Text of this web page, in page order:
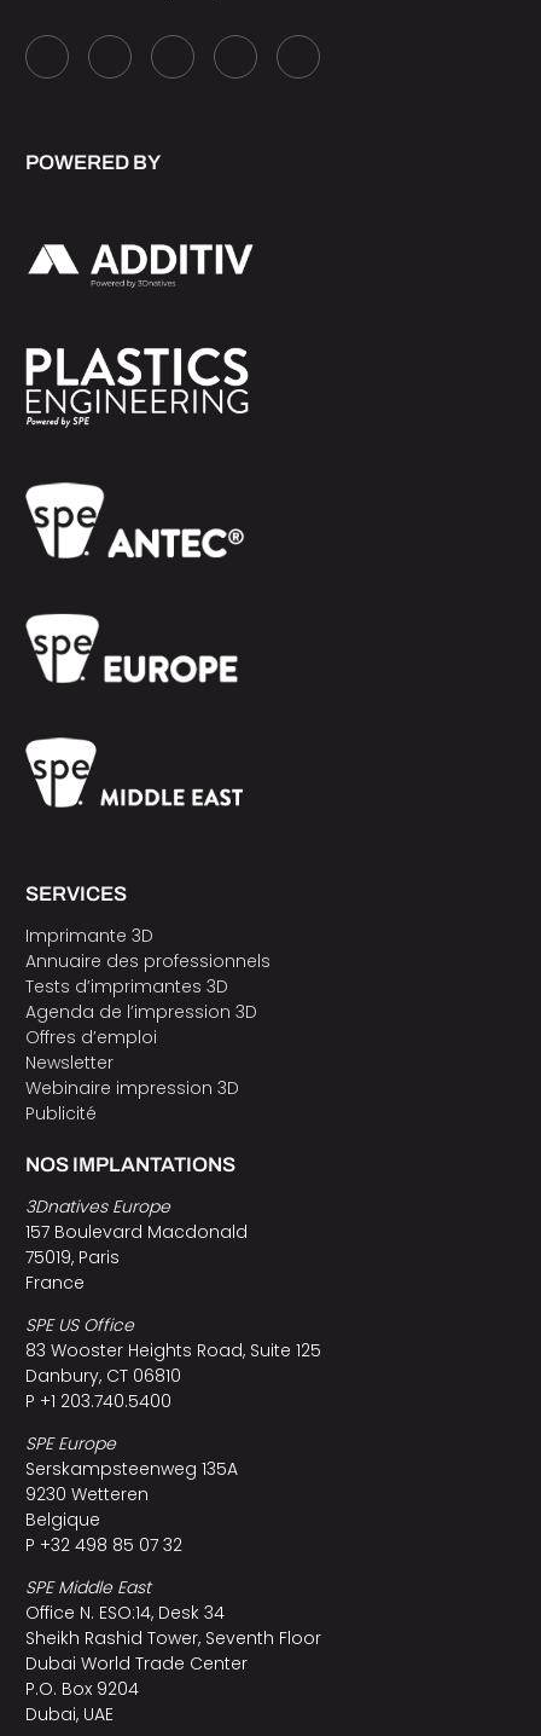
POWERED BY
SERVICES
Imprimante 3D
Annuaire des professionnels
Tests d’imprimantes 3D
Agenda de l’impression 3D
Offres d’emploi
Newsletter
Webinaire impression 3D
Publicité
NOS IMPLANTATIONS
3Dnatives Europe
157 Boulevard Macdonald
75019, Paris
France
SPE US Office
83 Wooster Heights Road, Suite 125
Danbury, CT 06810
P +1 203.740.5400
SPE Europe
Serskampsteenweg 135A
9230 Wetteren
Belgique
P +32 498 85 07 32
SPE Middle East
Office N. ESO:14, Desk 34
Sheikh Rashid Tower, Seventh Floor
Dubai World Trade Center
P.O. Box 9204
Dubai, UAE